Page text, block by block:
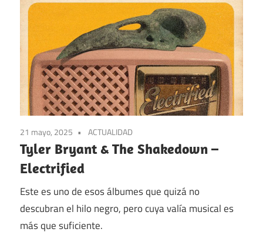
21 mayo, 2025 ACTUALIDAD
Tyler Bryant & The Shakedown –
Electrified
Este es uno de esos álbumes que quizá no
descubran el hilo negro, pero cuya valía musical es
más que suficiente.